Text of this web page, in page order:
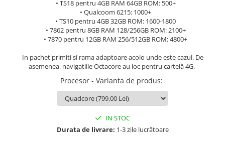
• TS18 pentru 4GB RAM 64GB ROM: 500+
• Qualcoom 6215: 1000+
• TS10 pentru 4GB 32GB ROM: 1600-1800
• 7862 pentru 8GB RAM 128/256GB ROM: 2100+
• 7870 pentru 12GB RAM 256/512GB ROM: 4800+
In pachet primiti si rama adaptoare acolo unde este cazul. De
asemenea, navigatiile Octacore au loc pentru cartelă 4G.
Procesor - Varianta de produs:
IN STOC
Durata de livrare: 1-3 zile lucrătoare